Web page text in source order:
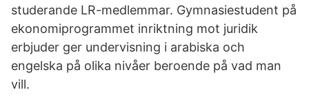
studerande LR-medlemmar. Gymnasiestudent på
ekonomiprogrammet inriktning mot juridik
erbjuder ger undervisning i arabiska och
engelska på olika nivåer beroende på vad man
vill.